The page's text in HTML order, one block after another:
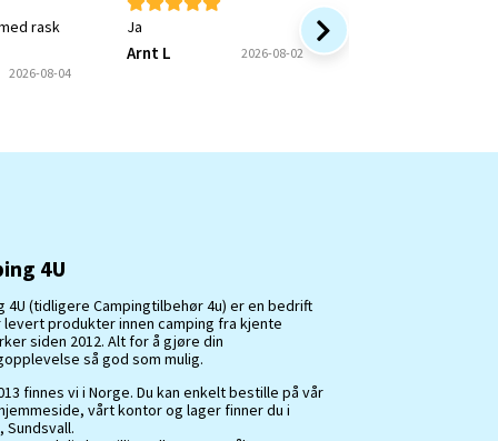
rask
2026-08-04
Ja
Arnt L 2026-08-02
4U
4U (tidligere Campingtilbehør 4u) er en bedrift
levert produkter innen camping fra kjente
siden 2012. Alt for å gjøre din
så god som mulig.
finnes vi i Norge. Du kan enkelt bestille på vår
vårt kontor og lager finner du i
Sundsvall.